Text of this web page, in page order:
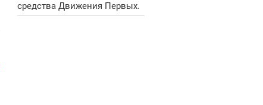
средства Движения Первых.